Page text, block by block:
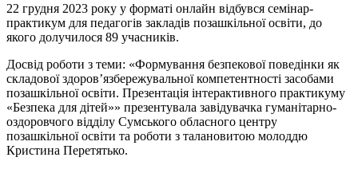
22 грудня 2023 року у форматі онлайн відбувся семінар-
практикум для педагогів закладів позашкільної освіти, до
якого долучилося 89 учасників.
Досвід роботи з теми: «Формування безпекової поведінки як
складової здоров’язбережувальної компетентності засобами
позашкільної освіти. Презентація інтерактивного практикуму
«Безпека для дітей»» презентувала завідувачка гуманітарно-
оздоровчого відділу Сумського обласного центру
позашкільної освіти та роботи з талановитою молоддю
Кристина Перетятько.